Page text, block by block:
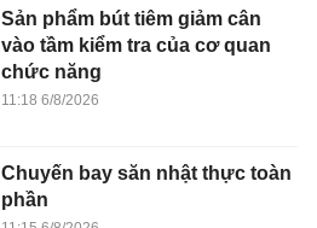
Sản phẩm bút tiêm giảm cân
vào tầm kiểm tra của cơ quan
chức năng
11:18 6/8/2026
Chuyến bay săn nhật thực toàn
phần